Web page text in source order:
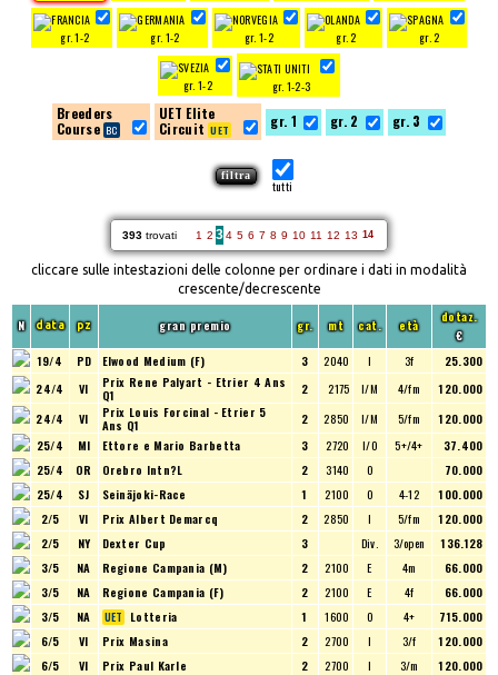
gr. 1-2 gr. 1-2 gr. 1-2 gr. 2 gr. 2
gr. 1-2 gr. 1-2-3
Breeders
Course
UET Elite
Circuit
gr. 1 gr. 2 gr. 3
tutti
393 trovati 1 2 34 5 6 7 8 9 10 11 12 13 14
cliccare sulle intestazioni delle colonne per ordinare i dati in modalità
crescente/decrescente
N data pz gran premio gr. mt cat. età
dotaz.
€
19/4 PD Elwood Medium (F) 3 2040 I 3f
25.300
24/4
VI Prix Rene Palyart - Etrier 4 Ans
Q1 2 2175 I/M 4/fm
120.000
24/4
VI Prix Louis Forcinal - Etrier 5
Ans Q1 2 2850 I/M 5/fm
120.000
25/4
MI Ettore e Mario Barbetta 3 2720 I/O 5+/4+
37.400
25/4
OR Orebro Intn?L 2 3140 O
70.000
25/4
SJ Seinäjoki-Race 1 2100 O 4-12
100.000
2/5
VI Prix Albert Demarcq 2 2850 I 5/fm
120.000
2/5
NY Dexter Cup 3 Div. 3/open
136.128
3/5
NA Regione Campania (M) 2 2100 E 4m
66.000
3/5
NA Regione Campania (F) 2 2100 E 4f
66.000
3/5
NA Lotteria 1 1600 O 4+
715.000
6/5
VI Prix Masina 2 2700 I 3/f
120.000
6/5
VI Prix Paul Karle 2 2700 I 3/m
120.000